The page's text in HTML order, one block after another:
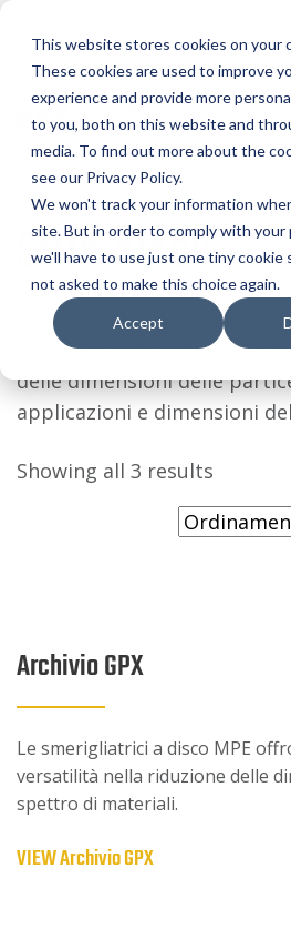
This website stores cookies on your
These cookies are used to improve
experience and provide more
to you, both on this website and
media. To find out more about the
see our Privacy Policy.
We won't track your information
site. But in order to comply with your
we'll have to use just one tiny cookie
not asked to make this choice again.
Accept
Stile disco
Macinatori alimentari e
Apparecchiature di
delle dimensioni delle
applicazioni e dimensioni
Showing all 3 results
Archivio GPX
Le smerigliatrici a disco MPE
versatilità nella riduzione delle
spettro di materiali.
VIEW Archivio GPX